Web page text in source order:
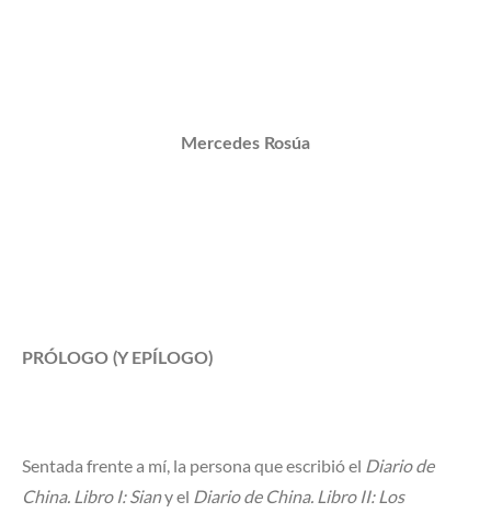
Mercedes Rosúa
PRÓLOGO (Y EPÍLOGO)
Sentada frente a mí, la persona que escribió el Diario de
China. Libro I: Siany el Diario de China. Libro II: Los